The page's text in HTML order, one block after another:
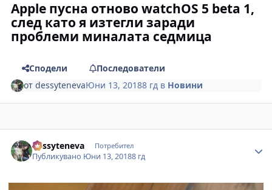
Apple пусна отново watchOS 5 beta 1,
след като я изтегли заради
проблеми миналата седмица
Сподели
Последователи
отdessytenevaЮни 13, 20188 гд в Новини
dessyteneva Потребител
Публикувано Юни 13, 20188 гд